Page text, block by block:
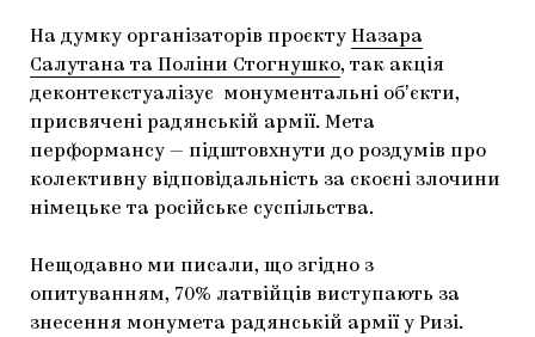
На думку організаторів проєкту Назара
Салутана та Поліни Стогнушко, так акція
деконтекстуалізує монументальні обʼєкти,
присвячені радянській армії. Мета
перформансу — підштовхнути до роздумів про
колективну відповідальність за скоєні злочини
німецьке та російське суспільства.
Нещодавно ми писали, що згідно з
опитуванням, 70% латвійців виступають за
знесення монумета радянській армії у Ризі.